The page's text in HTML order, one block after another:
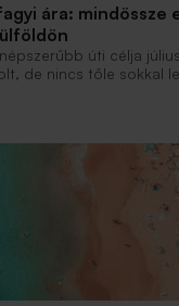
ára: mindössze
úti célja
de nincs tőle sokkal
Olaszország sem. A
repülővel.